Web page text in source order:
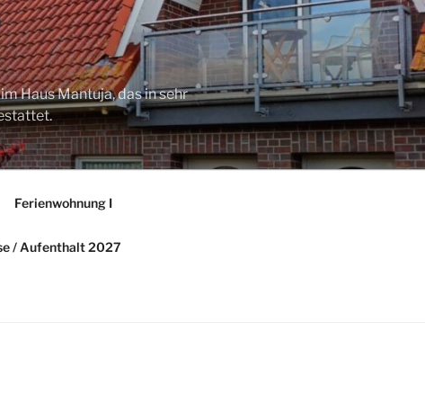
Haus Mantuja, das in sehr
Ferienwohnung I
/ Aufenthalt 2027